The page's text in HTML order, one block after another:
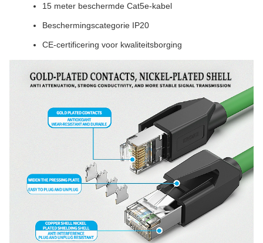
15 meter beschermde Cat5e-kabel
Beschermingscategorie IP20
CE-certificering voor kwaliteitsborging